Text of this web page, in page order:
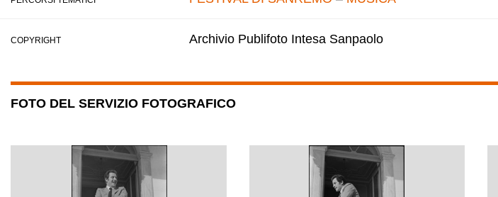
COPYRIGHT Archivio Publifoto Intesa Sanpaolo
FOTO DEL SERVIZIO FOTOGRAFICO